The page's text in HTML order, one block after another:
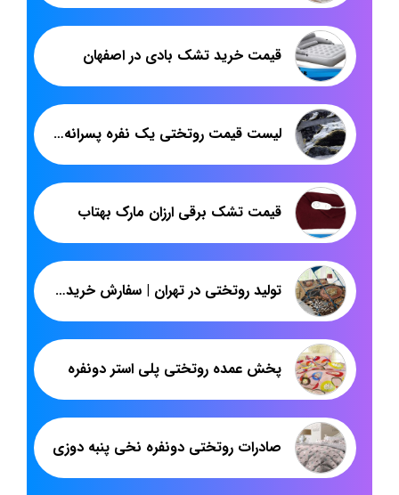
قیمت خرید تشک بادی در اصفهان
لیست قیمت روتختی یک نفره پسرانه اسپرت
قیمت تشک برقی ارزان مارک بهتاب
تولید روتختی در تهران | سفارش خرید عمده روتختی پلنگی سه بعدی با قیمت مناسب
پخش عمده روتختی پلی استر دونفره
صادرات روتختی دونفره نخی پنبه دوزی